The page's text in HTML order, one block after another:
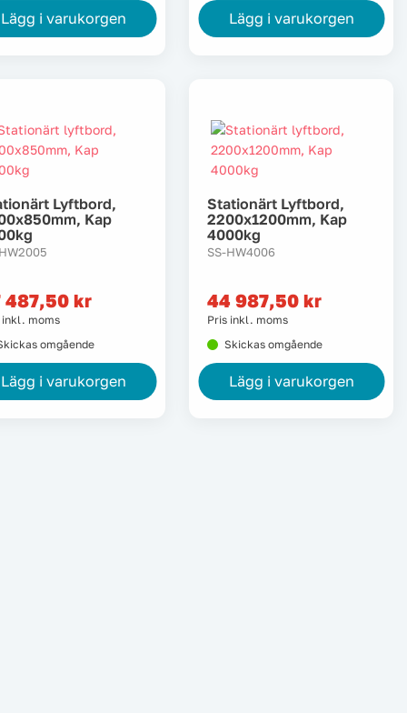
Lägg i varukorgen Lägg i varukorgen
Lyftbord,
Kap
487,50 kr
inkl. moms
omgående
Lägg i varukorgen
Stationärt Lyftbord,
2200x1200mm, Kap
4000kg
SS-HW4006
44 987,50 kr
Pris inkl. moms
Skickas omgående
Lägg i varukorgen